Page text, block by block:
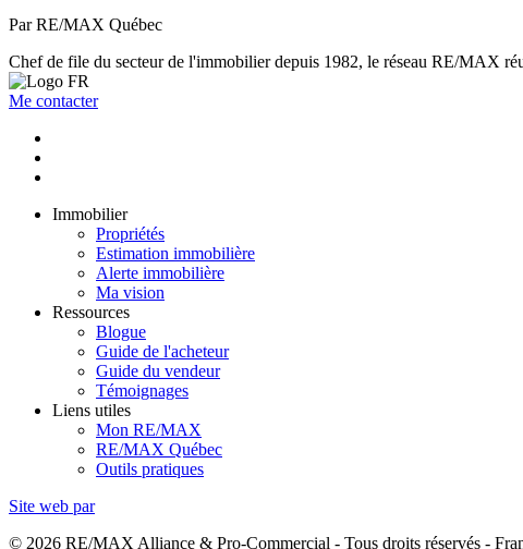
Par RE/MAX Québec
Chef de file du secteur de l'immobilier depuis 1982, le réseau RE/MAX
Me contacter
Immobilier
Propriétés
Estimation immobilière
Alerte immobilière
Ma vision
Ressources
Blogue
Guide de l'acheteur
Guide du vendeur
Témoignages
Liens utiles
Mon RE/MAX
RE/MAX Québec
Outils pratiques
Site web par
© 2026 RE/MAX Alliance & Pro-Commercial - Tous droits réservés -